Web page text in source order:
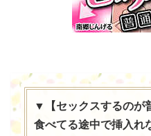
▼【セックスするのが
食べてる途中で挿入れ